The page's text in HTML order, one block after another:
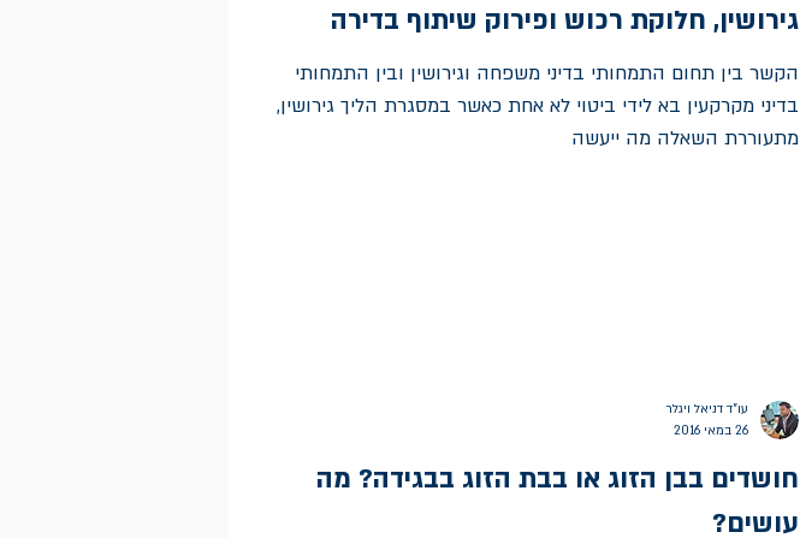
גירושין, חלוקת רכוש ופירוק שיתוף בדירה
הקשר בין תחום התמחותי בדיני משפחה וגירושין ובין התמחותי
בדיני מקרקעין בא לידי ביטוי לא אחת כאשר במסגרת הליך גירושין,
מתעוררת השאלה מה ייעשה
חושדים בבן הזוג או בבת הזוג בבגידה? מה
עושים?
עו"ד דניאל ויגלר
26 במאי 2016